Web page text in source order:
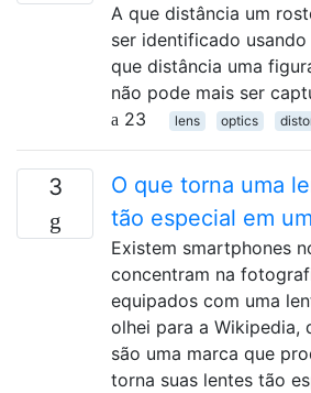
A que distância um
ser identificado usando
que distância uma
não pode mais ser
23
lens optics
3
O que torna uma
tão especial em
Existem smartphones
concentram na
equipados com uma
olhei para a Wikipedia,
são uma marca que
torna suas lentes tão